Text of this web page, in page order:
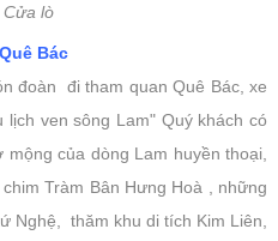
Cửa lò
Bác
đoàn đi tham quan Quê Bác, xe
ven sông Lam" Quý khách có
của dòng Lam huyền thoại,
Tràm Bân Hưng Hoà , những
Nghệ, thăm khu di tích Kim Liên,